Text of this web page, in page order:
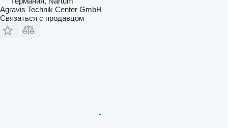
Agravis Technik Center GmbH
Связаться с продавцом